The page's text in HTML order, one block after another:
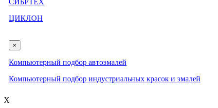
ЦИКЛОН
×
Компьютерный подбор автоэмалей
Компьютерный подбор индустриальных красок и эмалей
X